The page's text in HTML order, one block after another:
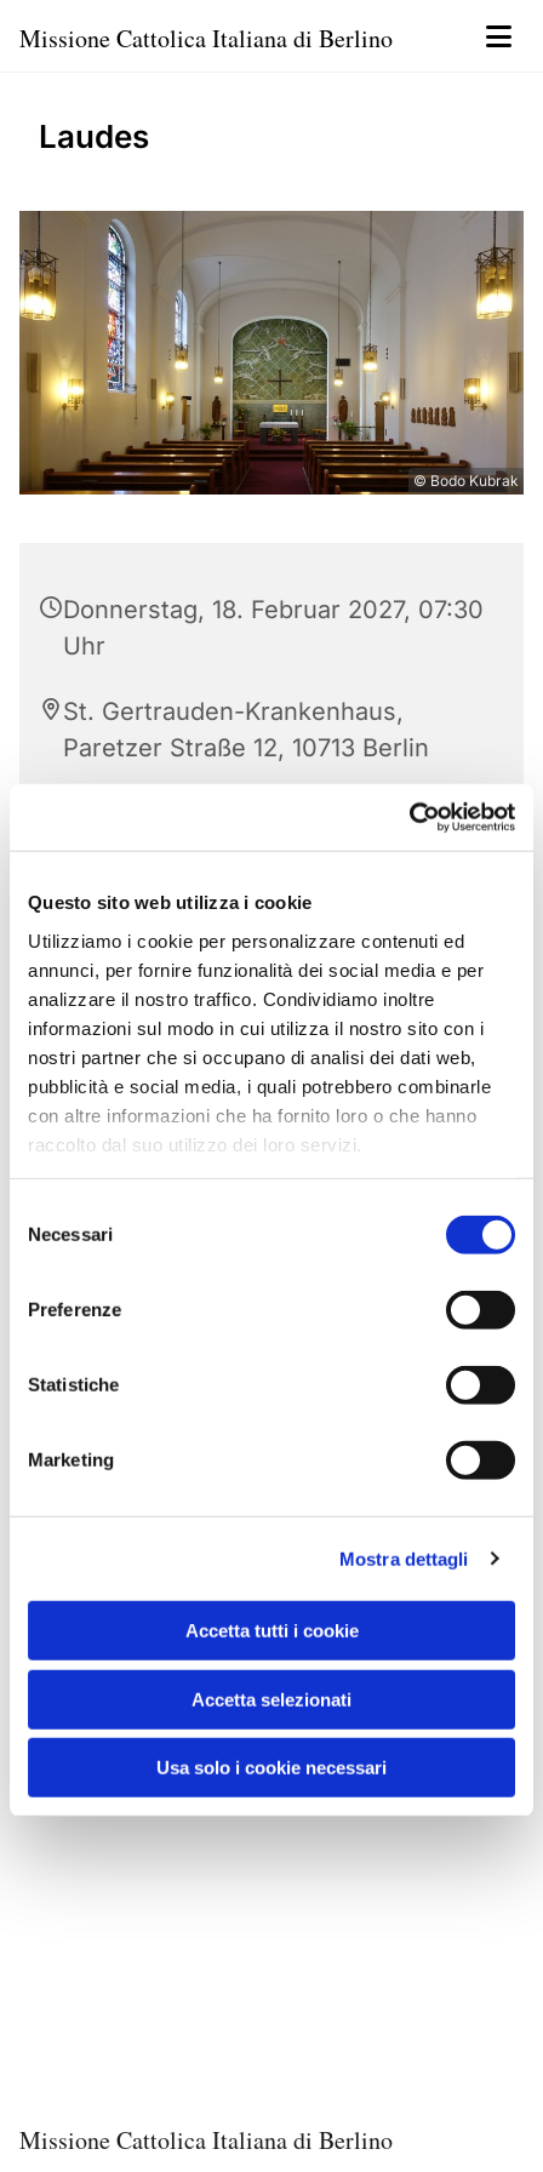
Questo sito web utilizza i cookie
Utilizziamo i cookie per personalizzare contenuti ed
annunci, per fornire funzionalità dei social media e per
analizzare il nostro traffico. Condividiamo inoltre
informazioni sul modo in cui utilizza il nostro sito con i
nostri partner che si occupano di analisi dei dati web,
pubblicità e social media, i quali potrebbero combinarle
con altre informazioni che ha fornito loro o che hanno
raccolto dal suo utilizzo dei loro servizi.
delNecessari
Preferenze
Statistiche
Marketing
Mostra dettagli
Accetta tutti i cookie
Accetta selezionati
Usa solo i cookie necessari
Missione Cattolica Italiana di Berlino
Laudes
© Bodo Kubrak
Donnerstag, 18. Februar 2027, 07:30
Uhr
St. Gertrauden-Krankenhaus,
Paretzer Straße 12, 10713 Berlin
Missione Cattolica Italiana di Berlino